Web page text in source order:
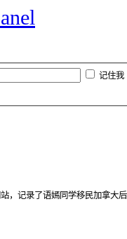
记住我
，记录了语嫣同学移民加拿大